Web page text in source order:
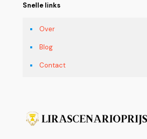
Snelle links
Over
Blog
Contact